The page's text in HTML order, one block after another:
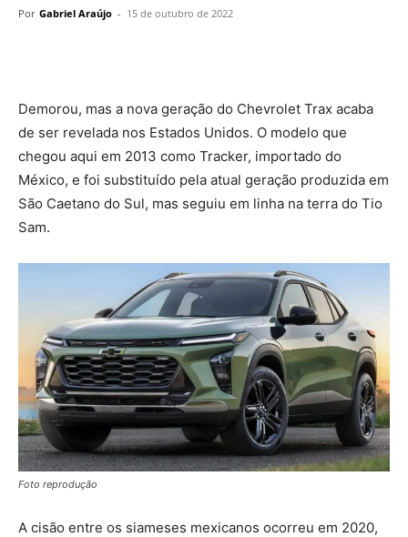
Por Gabriel Araújo - 15 de outubro de 2022
Demorou, mas a nova geração do Chevrolet Trax acaba
de ser revelada nos Estados Unidos. O modelo que
chegou aqui em 2013 como Tracker, importado do
México, e foi substituído pela atual geração produzida em
São Caetano do Sul, mas seguiu em linha na terra do Tio
Sam.
Foto reprodução
A cisão entre os siameses mexicanos ocorreu em 2020,